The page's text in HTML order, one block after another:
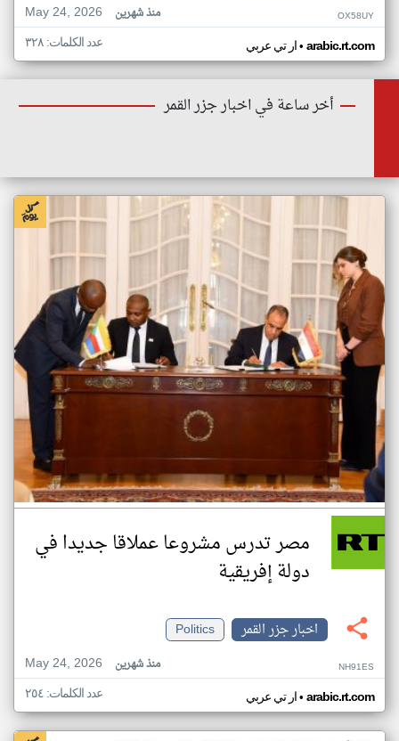
May 24, 2026
منذ شهرين OX58UY
ار تي عربي• arabic.rt.com عدد الكلمات: ٣٢٨
أخر ساعة في اخبار جزر القمر
مصر تدرس مشروعا عملاقا جديدا في
دولة إفريقية
اخبار جزر القمر
Politics
May 24, 2026
منذ شهرين NH91ES
ار تي عربي• arabic.rt.com عدد الكلمات: ٢٥٤